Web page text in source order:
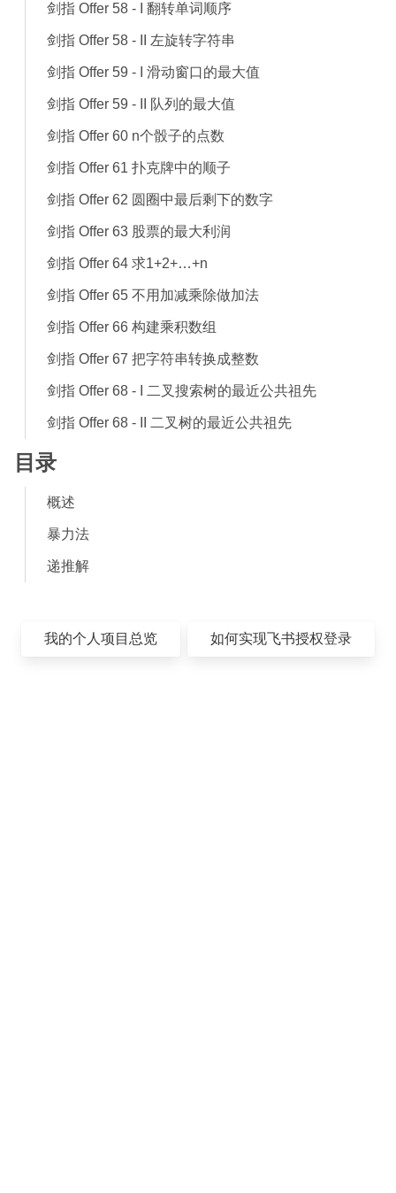
剑指 Offer 58 - I 翻转单词顺序
剑指 Offer 58 - II 左旋转字符串
剑指 Offer 59 - I 滑动窗口的最大值
剑指 Offer 59 - II 队列的最大值
剑指 Offer 60 n个骰子的点数
剑指 Offer 61 扑克牌中的顺子
剑指 Offer 62 圆圈中最后剩下的数字
剑指 Offer 63 股票的最大利润
剑指 Offer 64 求1+2+…+n
剑指 Offer 65 不用加减乘除做加法
剑指 Offer 66 构建乘积数组
剑指 Offer 67 把字符串转换成整数
剑指 Offer 68 - I 二叉搜索树的最近公共祖先
剑指 Offer 68 - II 二叉树的最近公共祖先
目录
概述
暴力法
递推解
我的个人项目总览 如何实现飞书授权登录